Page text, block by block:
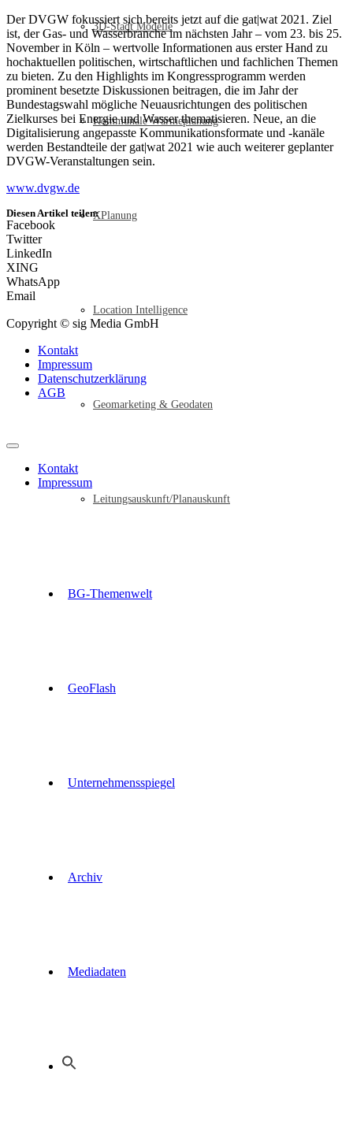
3D-Stadt Modelle
Kommunale Wärmeplanung
XPlanung
Location Intelligence
Geomarketing & Geodaten
Leitungsauskunft/Planauskunft
BG-Themenwelt
GeoFlash
Unternehmensspiegel
Archiv
Mediadaten
Der DVGW fokussiert sich bereits jetzt auf die gat|wat 2021. Ziel
ist, der Gas- und Wasserbranche im nächsten Jahr – vom 23. bis 25.
November in Köln – wertvolle Informationen aus erster Hand zu
hochaktuellen politischen, wirtschaftlichen und fachlichen Themen
zu bieten. Zu den Highlights im Kongressprogramm werden
prominent besetzte Diskussionen beitragen, die im Jahr der
Bundestagswahl mögliche Neuausrichtungen des politischen
Zielkurses bei Energie und Wasser thematisieren. Neue, an die
Digitalisierung angepasste Kommunikationsformate und -kanäle
werden Bestandteile der gat|wat 2021 wie auch weiterer geplanter
DVGW-Veranstaltungen sein.
www.dvgw.de
Diesen Artikel teilen:
Facebook
Twitter
LinkedIn
XING
WhatsApp
Email
Copyright © sig Media GmbH
Kontakt
Impressum
Datenschutzerklärung
AGB
Kontakt
Impressum